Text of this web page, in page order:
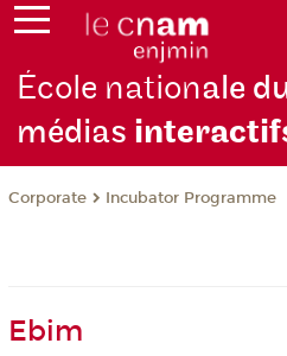
École nationale
médias
Corporate Incubator Programme
Ebim